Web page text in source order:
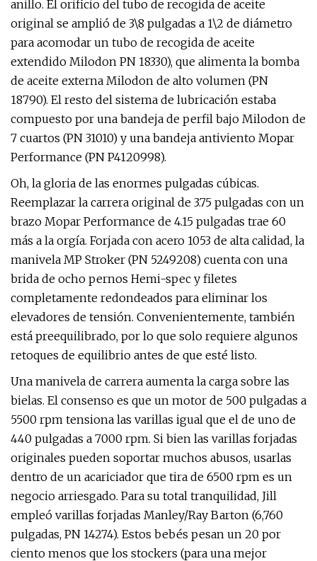
anillo. El orificio del tubo de recogida de aceite
original se amplió de 3\8 pulgadas a 1\2 de diámetro
para acomodar un tubo de recogida de aceite
extendido Milodon PN 18330), que alimenta la bomba
de aceite externa Milodon de alto volumen (PN
18790). El resto del sistema de lubricación estaba
compuesto por una bandeja de perfil bajo Milodon de
7 cuartos (PN 31010) y una bandeja antiviento Mopar
Performance (PN P4120998).
Oh, la gloria de las enormes pulgadas cúbicas.
Reemplazar la carrera original de 3.75 pulgadas con un
brazo Mopar Performance de 4.15 pulgadas trae 60
más a la orgía. Forjada con acero 1053 de alta calidad, la
manivela MP Stroker (PN 5249208) cuenta con una
brida de ocho pernos Hemi-spec y filetes
completamente redondeados para eliminar los
elevadores de tensión. Convenientemente, también
está preequilibrado, por lo que solo requiere algunos
retoques de equilibrio antes de que esté listo.
Una manivela de carrera aumenta la carga sobre las
bielas. El consenso es que un motor de 500 pulgadas a
5500 rpm tensiona las varillas igual que el de uno de
440 pulgadas a 7000 rpm. Si bien las varillas forjadas
originales pueden soportar muchos abusos, usarlas
dentro de un acariciador que tira de 6500 rpm es un
negocio arriesgado. Para su total tranquilidad, Jill
empleó varillas forjadas Manley/Ray Barton (6,760
pulgadas, PN 14274). Estos bebés pesan un 20 por
ciento menos que los stockers (para una mejor